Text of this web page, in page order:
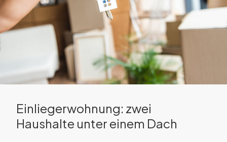
Einliegerwohnung: zwei
Haushalte unter einem Dach